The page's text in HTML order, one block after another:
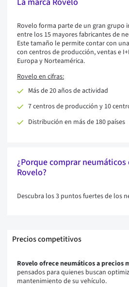
Rovelo forma parte de un gran grupo
entre los 15 mayores fabricantes de
Este tamaño le permite contar con
con centros de producción, ventas e
Europa y Norteamérica.
Rovelo en cifras:
Más de 20 años de actividad
7 centros de producción y 10
Distribución en más de 180 países
¿Porque comprar neumáticos
Rovelo?
Descubra los 3 puntos fuertes de los
Precios competitivos
Rovelo ofrece neumáticos a precios
pensados para quienes buscan
mantenimiento de su vehículo.